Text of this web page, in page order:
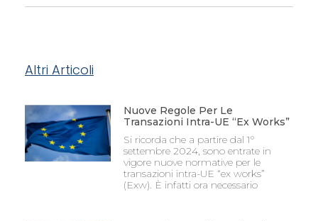
Altri Articoli
Nuove Regole Per Le
Transazioni Intra-UE “Ex Works”
Si ricorda che a partire dal 1°
settembre 2024, sono entrate in
vigore nuove normative per le
transazioni intra-UE “ex works”
(Exw). È infatti ora necessario